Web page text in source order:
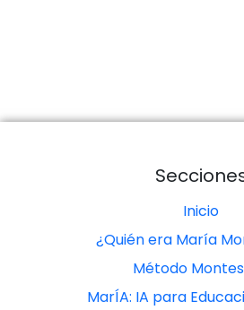
Inicio
¿Quién era María
Método
MarÍA: IA para